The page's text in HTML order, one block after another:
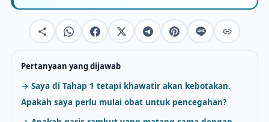
Pertanyaan yang dijawab
Saya di Tahap 1 tetapi khawatir akan kebotakan.
Apakah saya perlu mulai obat untuk pencegahan?